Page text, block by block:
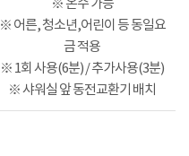
※ 온수 가능
※ 어른, 청소년,어린이 등 동일요
금 적용
※ 1회 사용(6분) / 추가사용(3분)
※ 샤워실 앞 동전교환기 배치